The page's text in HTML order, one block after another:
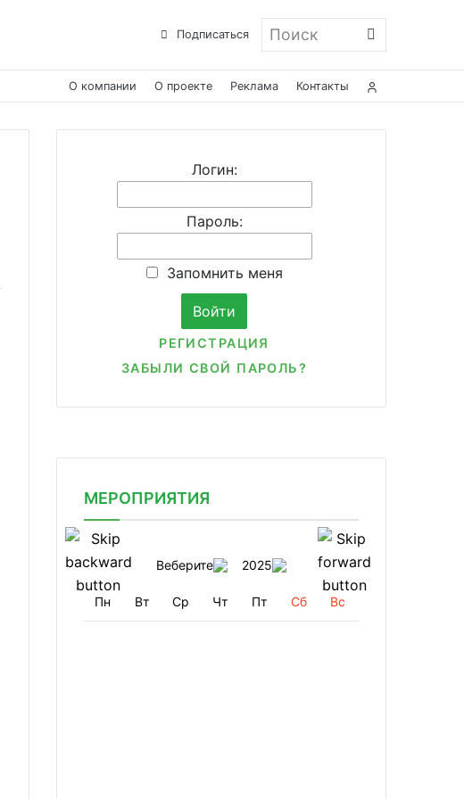
Подписаться Поиск
О компании О проекте Реклама Контакты
Логин:
Пароль:
Запомнить меня
РЕГИСТРАЦИЯ
ЗАБЫЛИ СВОЙ ПАРОЛЬ?
МЕРОПРИЯТИЯ
Веберите 2025
Пн Вт Ср Чт Пт Сб Вс